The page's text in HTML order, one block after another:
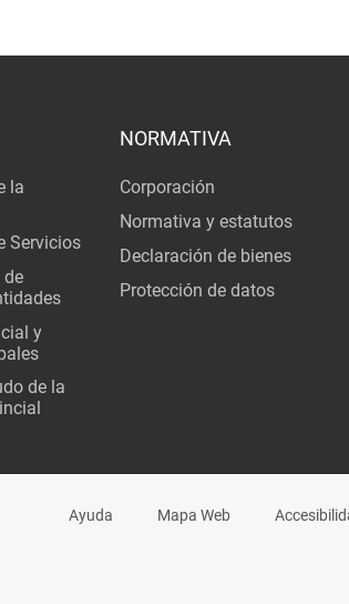
la
Servicios
de
y
de la
NORMATIVA
Corporación
Normativa y estatutos
Declaración de bienes
Protección de datos
Ayuda Mapa Web